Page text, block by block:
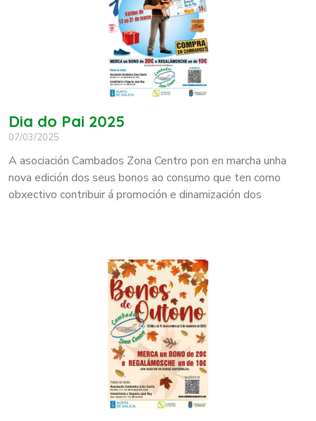
Dia do Pai 2025
07/03/2025
A asociación Cambados Zona Centro pon en marcha unha
nova edición dos seus bonos ao consumo que ten como
obxectivo contribuir á promoción e dinamización dos